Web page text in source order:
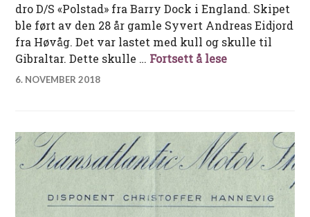
dro D/S «Polstad» fra Barry Dock i England. Skipet
ble ført av den 28 år gamle Syvert Andreas Eidjord
fra Høvåg. Det var lastet med kull og skulle til
Gibraltar. Dette skulle … Fortsett å leseD/S Polstads
6. NOVEMBER 2018